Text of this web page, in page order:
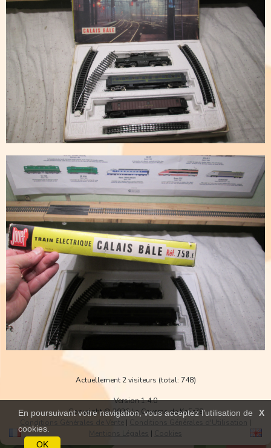
Actuellement 2 visiteurs (total: 748)
Version 1.4.0
Copyright © 2026 La Caverne de KaFr78
Conditions Générales de Vente | Conditions Générales d'Utilisation |
Mentions Légales
| Cookies
X
En poursuivant votre navigation, vous acceptez l’utilisation de
cookies.
OK